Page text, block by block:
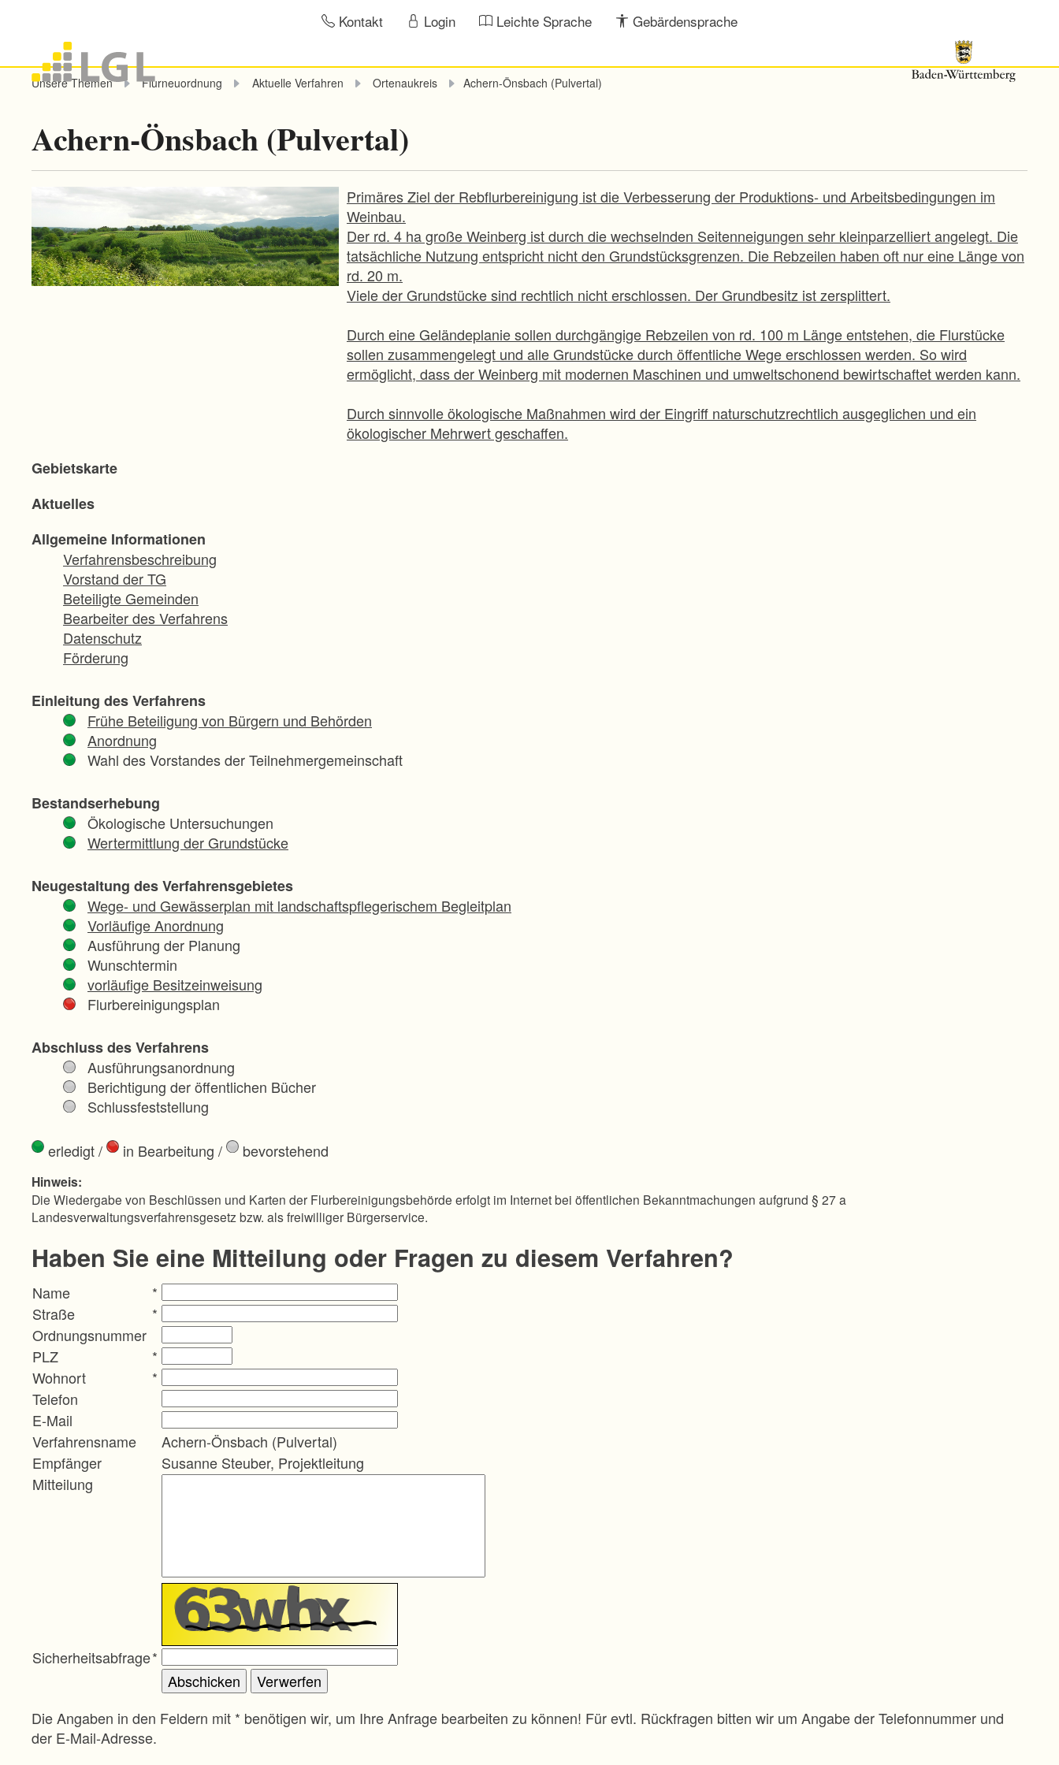
Kontakt Login Leichte Sprache Gebärdensprache
Unsere Themen Flurneuordnung Aktuelle Verfahren Ortenaukreis Achern-Önsbach (Pulvertal)
Achern-Önsbach (Pulvertal)
Primäres Ziel der Rebflurbereinigung ist die Verbesserung der Produktions- und Arbeitsbedingungen im
Weinbau.
Der rd. 4 ha große Weinberg ist durch die wechselnden Seitenneigungen sehr kleinparzelliert angelegt. Die
tatsächliche Nutzung entspricht nicht den Grundstücksgrenzen. Die Rebzeilen haben oft nur eine Länge von
rd. 20 m.
Viele der Grundstücke sind rechtlich nicht erschlossen. Der Grundbesitz ist zersplittert.
Durch eine Geländeplanie sollen durchgängige Rebzeilen von rd. 100 m Länge entstehen, die Flurstücke
sollen zusammengelegt und alle Grundstücke durch öffentliche Wege erschlossen werden. So wird
ermöglicht, dass der Weinberg mit modernen Maschinen und umweltschonend bewirtschaftet werden kann.
Durch sinnvolle ökologische Maßnahmen wird der Eingriff naturschutzrechtlich ausgeglichen und ein
ökologischer Mehrwert geschaffen.
Gebietskarte
Aktuelles
Allgemeine Informationen
Verfahrensbeschreibung
Vorstand der TG
Beteiligte Gemeinden
Bearbeiter des Verfahrens
Datenschutz
Förderung
Einleitung des Verfahrens
Frühe Beteiligung von Bürgern und Behörden
Anordnung
Wahl des Vorstandes der Teilnehmergemeinschaft
Bestandserhebung
Ökologische Untersuchungen
Wertermittlung der Grundstücke
Neugestaltung des Verfahrensgebietes
Wege- und Gewässerplan mit landschaftspflegerischem Begleitplan
Vorläufige Anordnung
Ausführung der Planung
Wunschtermin
vorläufige Besitzeinweisung
Flurbereinigungsplan
Abschluss des Verfahrens
Ausführungsanordnung
Berichtigung der öffentlichen Bücher
Schlussfeststellung
erledigt/ in Bearbeitung / bevorstehend
Hinweis:
Die Wiedergabe von Beschlüssen und Karten der Flurbereinigungsbehörde erfolgt im Internet bei öffentlichen Bekanntmachungen aufgrund § 27 a
Landesverwaltungsverfahrensgesetz bzw. als freiwilliger Bürgerservice.
Haben Sie eine Mitteilung oder Fragen zu diesem Verfahren?
Name
*
Straße
*
Ordnungsnummer
PLZ
*
Wohnort
*
Telefon
E-Mail
Verfahrensname
Achern-Önsbach (Pulvertal)
Empfänger
Susanne Steuber, Projektleitung
Mitteilung
Sicherheitsabfrage*
Die Angaben in den Feldern mit * benötigen wir, um Ihre Anfrage bearbeiten zu können! Für evtl. Rückfragen bitten wir um Angabe der Telefonnummer und
der E-Mail-Adresse.